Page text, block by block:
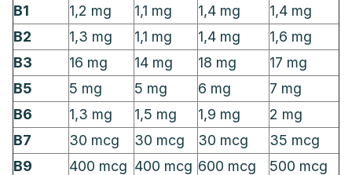
B1
1,2 mg 1,1 mg 1,4 mg
1,4 mg
B2
1,3 mg 1,1 mg 1,4 mg
1,6 mg
B3
16 mg 14 mg 18 mg
17 mg
B5
5 mg 5 mg 6 mg
7 mg
B6
1,3 mg 1,5 mg 1,9 mg
2 mg
B7
30 mcg 30 mcg 30 mcg
35 mcg
B9
400 mcg 400 mcg 600 mcg
500 mcg